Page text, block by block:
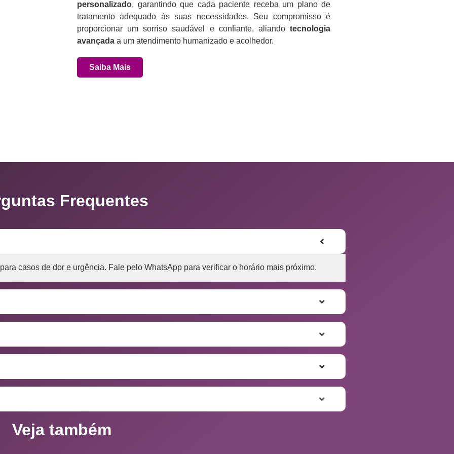
personalizado, garantindo que cada paciente receba um plano de
tratamento adequado às suas necessidades. Seu compromisso é
proporcionar um sorriso saudável e confiante, aliando tecnologia
avançada a um atendimento humanizado e acolhedor.
Saiba Mais
Frequentes
casos de dor e urgência. Fale pelo WhatsApp para verificar o horário mais próximo.
Veja também